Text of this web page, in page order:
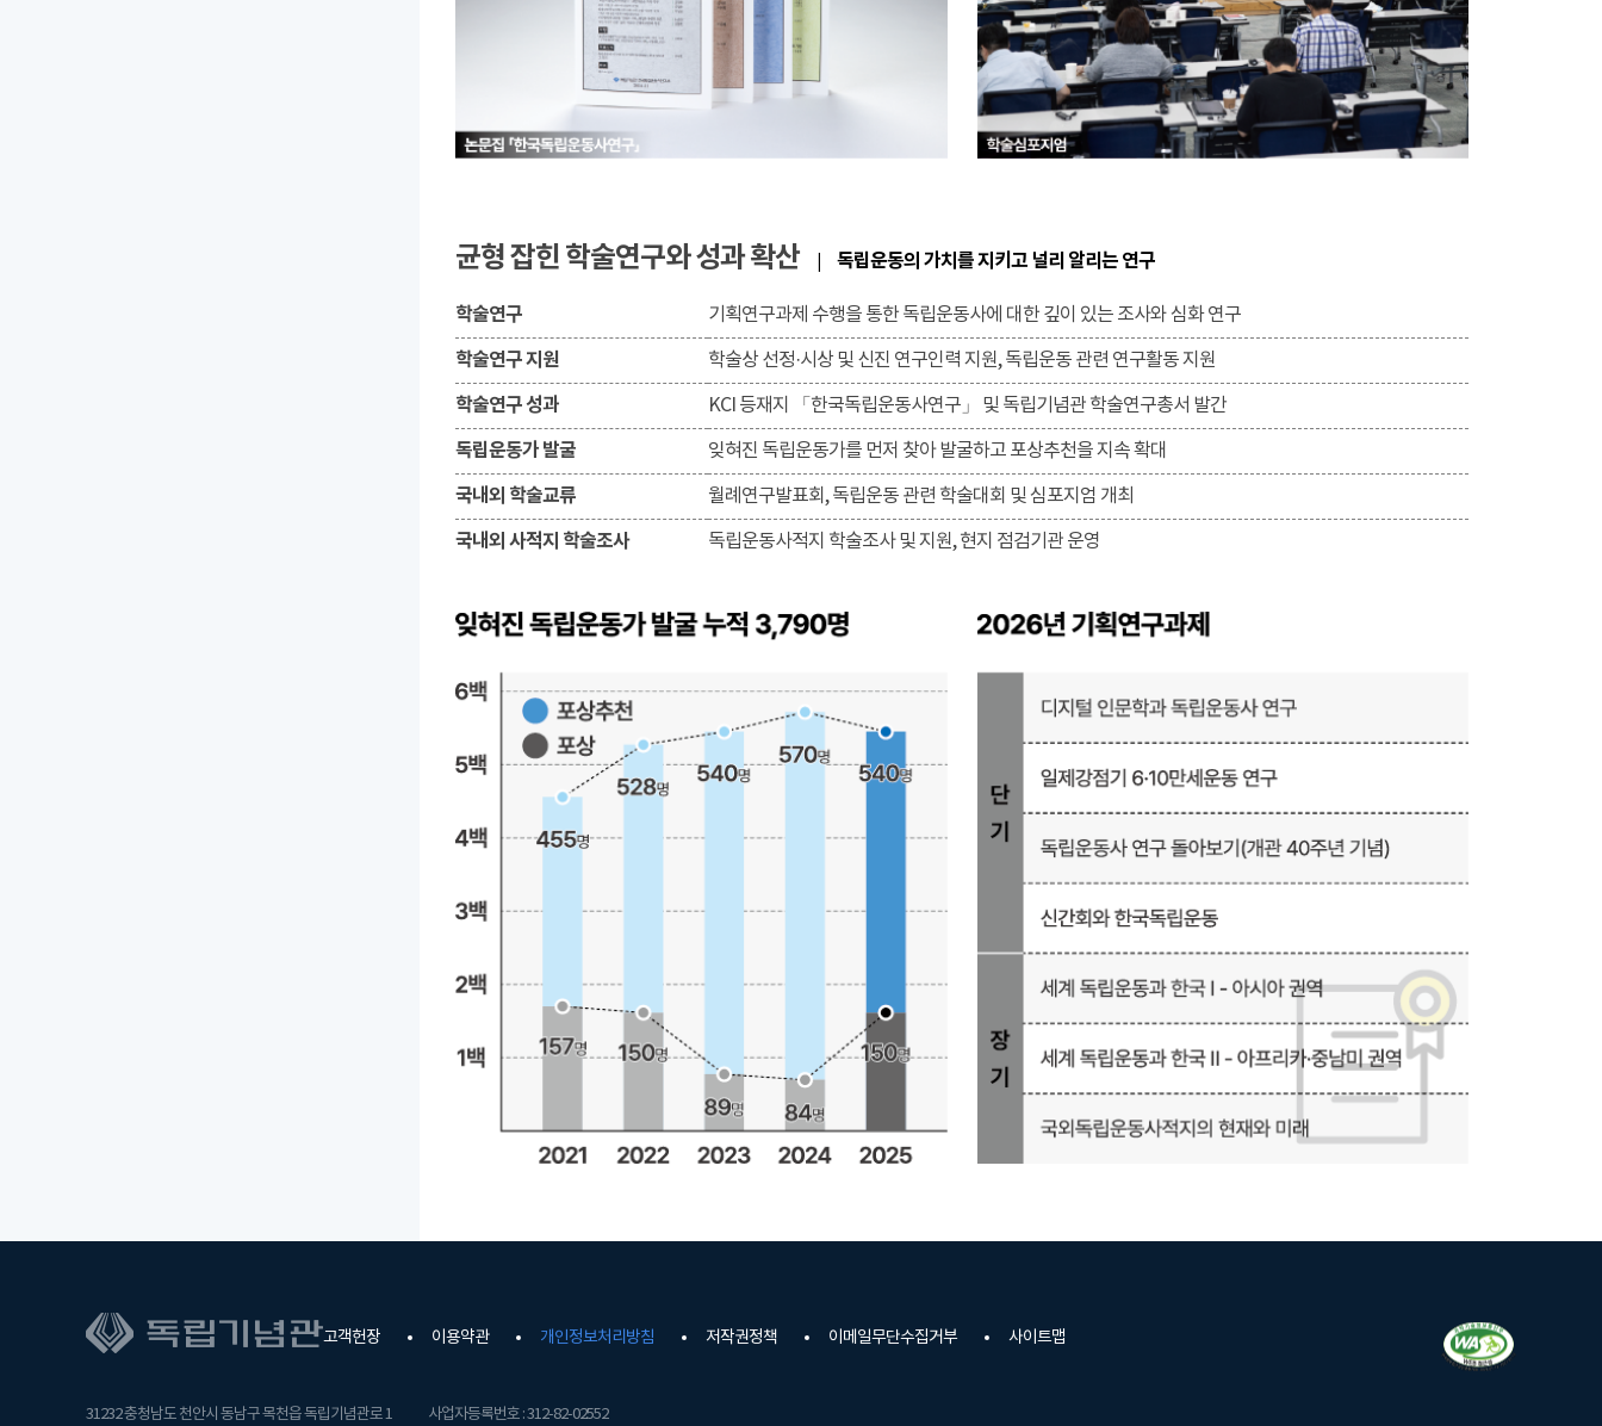
균형 잡힌 학술연구와 성과 확산 독립운동의 가치를 지키고 널리 알리는 연구
학술연구 기획연구과제 수행을 통한 독립운동사에 대한 깊이 있는 조사와 심화 연구
학술연구 지원 학술상 선정·시상 및 신진 연구인력 지원, 독립운동 관련 연구활동 지원
학술연구 성과 KCI 등재지 「한국독립운동사연구」 및 독립기념관 학술연구총서 발간
독립운동가 발굴 잊혀진 독립운동가를 먼저 찾아 발굴하고 포상추천을 지속 확대
국내외 학술교류 월례연구발표회, 독립운동 관련 학술대회 및 심포지엄 개최
국내외 사적지 학술조사 독립운동사적지 학술조사 및 지원, 현지 점검기관 운영
고객헌장 이용약관 개인정보처리방침 저작권정책 이메일무단수집거부 사이트맵
31232 충청남도 천안시 동남구 목천읍 독립기념관로 1 사업자등록번호 : 312-82-02552